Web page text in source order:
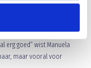
gemaakt. Vrijdag wordt
gaat worden voor
erg goed” wist Manuela
maar vooral voor